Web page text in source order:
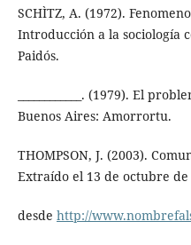
SCHÌTZ, A. (1972).
Introducción a la sociología
Paidós.
____________. (1979). El
Buenos Aires: Amorrortu.
THOMPSON, J. (2003).
Extraído el 13 de octubre de
desde http://